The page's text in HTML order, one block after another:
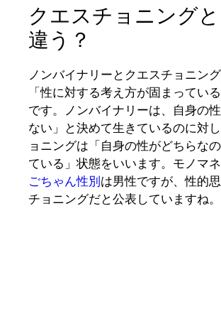
クエスチョニング
違う？
ノンバイナリーとクエスチョニング
「性に対する考え方が固まっている
です。ノンバイナリーは、自身の
ない」と決めて生きているのに対
ョニングは「自身の性がどちらな
ている」状態をいいます。モノマ
ごちゃん性別は男性ですが、性的
チョニングだと公表していますね。